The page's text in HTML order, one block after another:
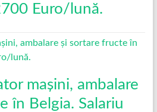
Euro/lună.
mașini, ambalare
în Belgia. Salariu